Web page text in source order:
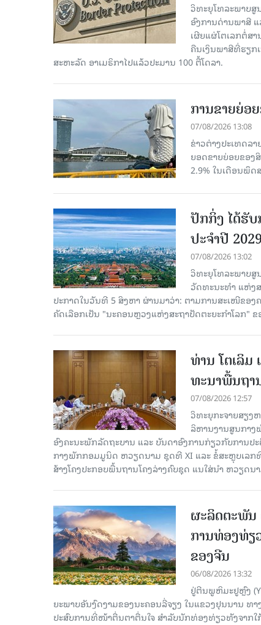
ວິທະຍຸໂທລະພາບສູ
ອົງການດ່ານພາສີ
ເຜີຍແຜ່ໂຕເລກຕໍ່ສ
ຄືນເງິນພາສີທີ່ຮຽກ
ສະຫະລັດ ອາເມຣິກາໄປແລ້ວປະມານ 100 ຕື້ໂດລາ.
ການຂາຍຍ່ອ
07/08/2026 13:08
ຂ່າວຕ່າງປະເທດລ
ຍອດຂາຍຍ່ອຍຂອງ
2.9% ໃນເດືອນພຶດ
ປັກກິ່ງ ໄດ້ຮັ
ປະຈຳປີ 2029
07/08/2026 13:02
ວິທະຍຸໂທລະພາບສູ
ວັດທະນະທຳ ແຫ່ງ
ປະກາດໃນວັນທີ 5 ສິງຫາ ຜ່ານມາວ່າ: ຕາມການສະເໜີຂອ
ຄັດ​ເລືອກເປັນ "ນະຄອນຫຼວງແຫ່ງສະຖາປັດຕະຍະກຳໂລກ" ຂ
ທ່ານ ໂຕ​ເລິ
ທະ​ນາ​ພື້ນ​ຖາ
07/08/2026 12:57
ວິທະຍຸກະຈາຍສຽງ
ລິ​ຫານ​ງານ​ສູນ​ກາ
ອົງ​ຄະ​ນະ​ພັກ​ລັດ​ຖະ​ບານ ແລະ ບັນ​ດາ​ອົງ​ການ​ກ່ຽວ​ກັບ​ການ​ປ
ກາງ​ພັກ​ກອມ​ມູ​ນິດ ຫວຽດ​ນາມ ຊຸດ​ທີ XI ແລະ ຂໍ້​ສະ​ຫຼຸບ​ເລກ​
ສ້າງ​ໂຄງ​ປະ​ກອບ​ພື້ນ​ຖານ​ໂຄງ​ລ່າງຄົບ​ຊຸດ ແນ​ໃສ່​ນຳ ຫວຽ
ຜະລິດຕະພັ
ການທ່ອງທ່ຽ
ຂອງຈີນ
06/08/2026 13:32
ຢູ່ຕີນພູຫິມະຢູຫຼົງ
ຍະພາບອັນງົດງາມຂອງນະຄອນລີ່ຈຽງ ໃນແຂວງຢຸນນານ ທ
ປະສົບການທີ່ໜ້າຕື່ນຕາຕື່ນໃຈ ສຳລັບນັກທ່ອງທ່ຽວທັງຈາກໃ